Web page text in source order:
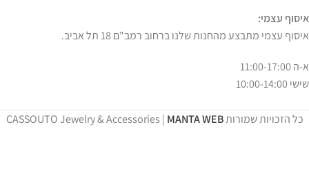
איסוף עצמי:
איסוף עצמי מתבצע מהחנות שלנו ברחוב רמב"ם 18 תל אביב.
א-ה 11:00-17:00
שישי 10:00-14:00
כל הזכויות שמורות CASSOUTO Jewelry & Accessories |MANTA WEB